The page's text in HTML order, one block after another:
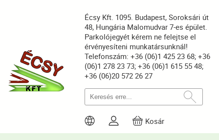
Écsy Kft. 1095. Budapest, Soroksári út
48, Hungária Malomudvar 7-es épület.
Parkolójegyét kérem ne felejtse el
érvényesíteni munkatársunknál!
Telefonszám: +36 (06)1 425 23 68; +36
(06)1 278 23 73; +36 (06)1 615 55 48;
+36 (06)20 572 26 27
Kosár